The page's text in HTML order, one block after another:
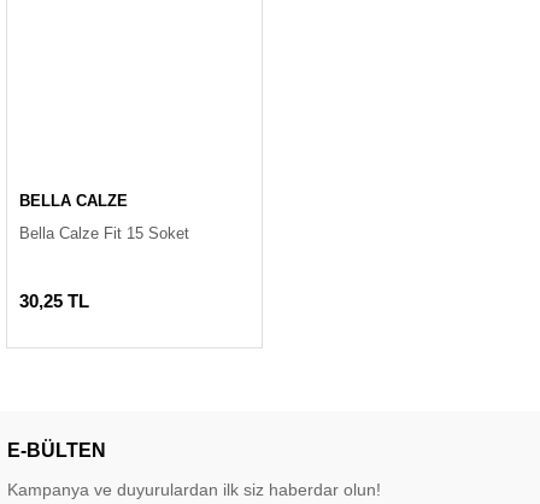
BELLA CALZE
Bella Calze Fit 15 Soket
30,25 TL
E-BÜLTEN
Kampanya ve duyurulardan ilk siz haberdar olun!